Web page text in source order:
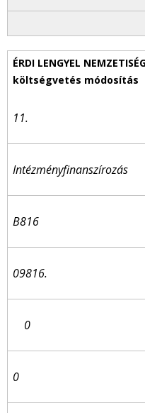
11.
Intézményfinanszírozás
B816
09816.
0
0